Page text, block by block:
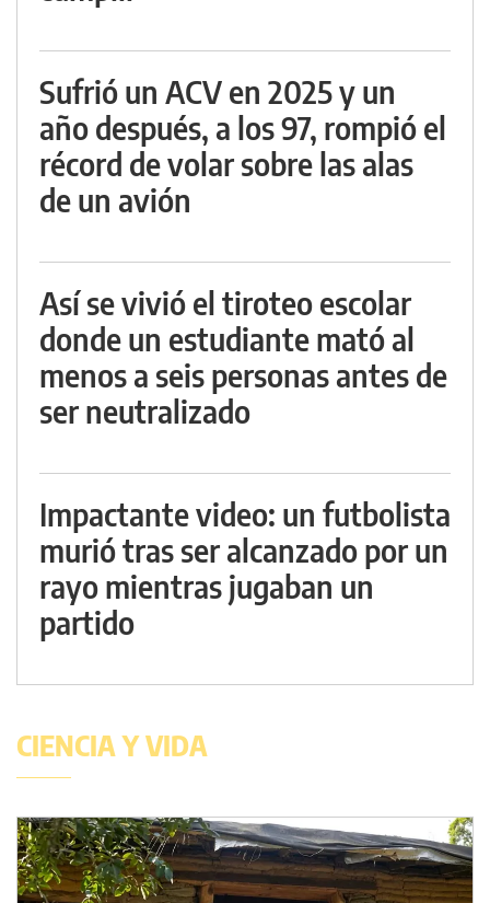
Sufrió un ACV en 2025 y un
año después, a los 97, rompió el
récord de volar sobre las alas
de un avión
Así se vivió el tiroteo escolar
donde un estudiante mató al
menos a seis personas antes de
ser neutralizado
Impactante video: un futbolista
murió tras ser alcanzado por un
rayo mientras jugaban un
partido
CIENCIA Y VIDA